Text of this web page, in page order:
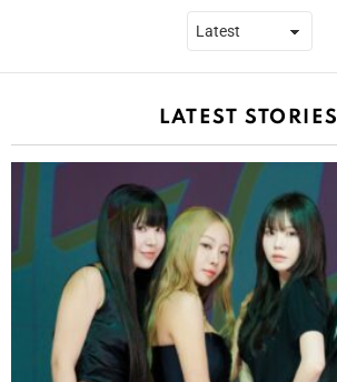
LATEST STORIES